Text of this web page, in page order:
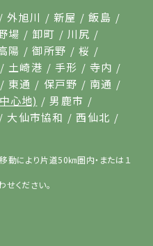
外旭川 新屋
飯島
場 卸町
川尻
陽 御所野
桜
土崎港 手形
寺内
東通 保戸野
南通
心地)
男鹿市
大仙市協和
西仙北
動により片道50㎞圏内・または１
ください。